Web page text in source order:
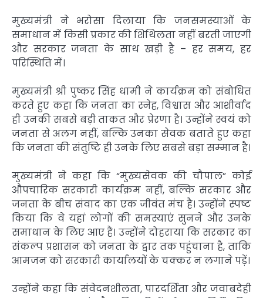
मुख्यमंत्री ने भरोसा दिलाया कि जनसमस्याओं के
समाधान में किसी प्रकार की शिथिलता नहीं बरती जाएगी
और सरकार जनता के साथ खड़ी है – हर समय, हर
परिस्थिति में।
मुख्यमंत्री श्री पुष्कर सिंह धामी ने कार्यक्रम को संबोधित
करते हुए कहा कि जनता का स्नेह, विश्वास और आशीर्वाद
ही उनकी सबसे बड़ी ताकत और प्रेरणा है। उन्होंने स्वयं को
जनता से अलग नहीं, बल्कि उनका सेवक बताते हुए कहा
कि जनता की संतुष्टि ही उनके लिए सबसे बड़ा सम्मान है।
मुख्यमंत्री ने कहा कि “मुख्यसेवक की चौपाल” कोई
औपचारिक सरकारी कार्यक्रम नहीं, बल्कि सरकार और
जनता के बीच संवाद का एक जीवंत मंच है। उन्होंने स्पष्ट
किया कि वे यहां लोगों की समस्याएं सुनने और उनके
समाधान के लिए आए हैं। उन्होंने दोहराया कि सरकार का
संकल्प प्रशासन को जनता के द्वार तक पहुंचाना है, ताकि
आमजन को सरकारी कार्यालयों के चक्कर न लगाने पड़ें।
उन्होंने कहा कि संवेदनशीलता, पारदर्शिता और जवाबदेही